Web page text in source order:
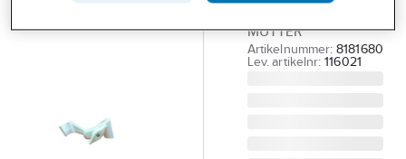
FÖR CYLINDRISK
MUTTER
Artikelnummer: 8181680
Lev. artikelnr: 116021